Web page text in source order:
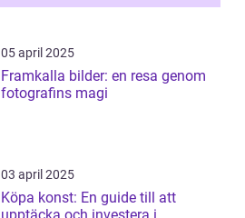
05 april 2025
Framkalla bilder: en resa genom
fotografins magi
03 april 2025
Köpa konst: En guide till att